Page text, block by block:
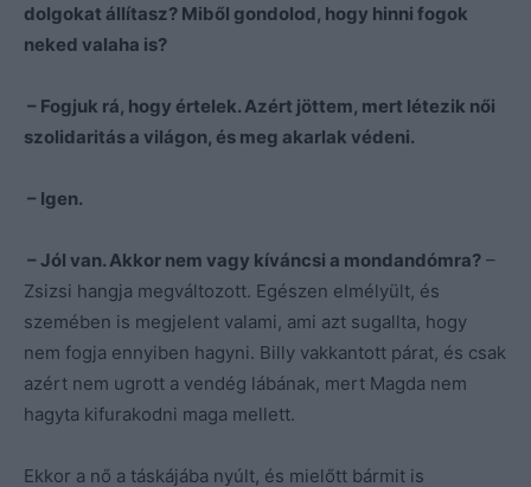
dolgokat állítasz? Miből gondolod, hogy hinni fogok
neked valaha is?
– Fogjuk rá, hogy értelek. Azért jöttem, mert létezik női
szolidaritás a világon, és meg akarlak védeni.
– Igen.
– Jól van. Akkor nem vagy kíváncsi a mondandómra? –
Zsizsi hangja megváltozott. Egészen elmélyült, és
szemében is megjelent valami, ami azt sugallta, hogy
nem fogja ennyiben hagyni. Billy vakkantott párat, és csak
azért nem ugrott a vendég lábának, mert Magda nem
hagyta kifurakodni maga mellett.
Ekkor a nő a táskájába nyúlt, és mielőtt bármit is